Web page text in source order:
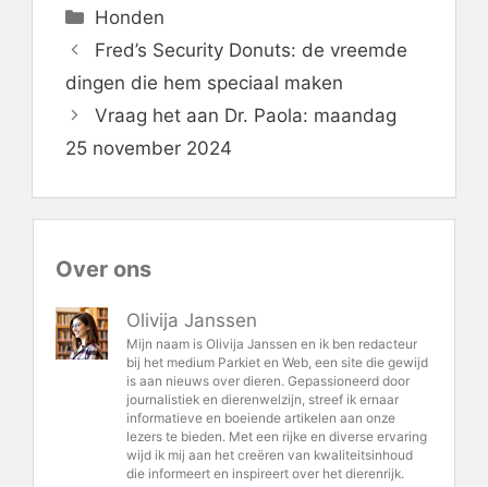
Categorieën
Honden
Fred’s Security Donuts: de vreemde
dingen die hem speciaal maken
Vraag het aan Dr. Paola: maandag
25 november 2024
Over ons
Olivija Janssen
Mijn naam is Olivija Janssen en ik ben redacteur
bij het medium Parkiet en Web, een site die gewijd
is aan nieuws over dieren. Gepassioneerd door
journalistiek en dierenwelzijn, streef ik ernaar
informatieve en boeiende artikelen aan onze
lezers te bieden. Met een rijke en diverse ervaring
wijd ik mij aan het creëren van kwaliteitsinhoud
die informeert en inspireert over het dierenrijk.